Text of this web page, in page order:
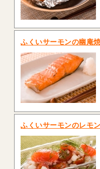
ふくいサーモンの幽庵
ふくいサーモンのレモ